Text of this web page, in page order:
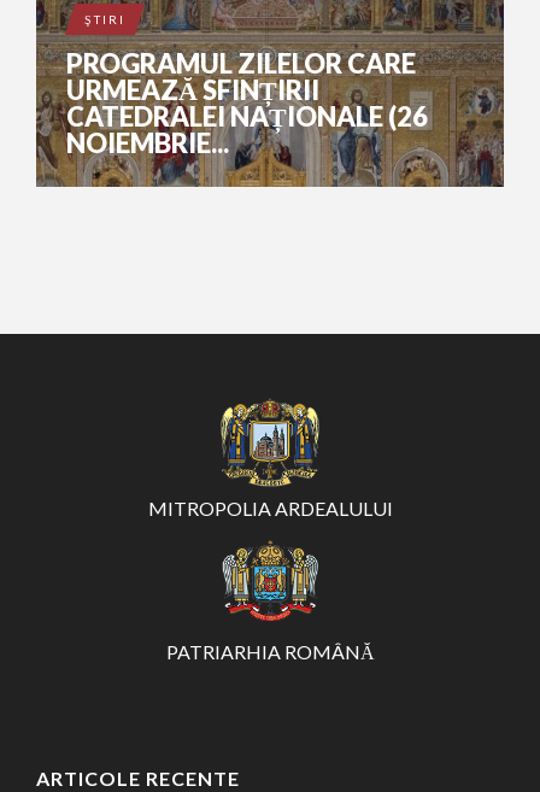
ŞTIRI
PROGRAMUL ZILELOR CARE
URMEAZĂ SFINȚIRII
CATEDRALEI NAȚIONALE (26
NOIEMBRIE...
MITROPOLIA ARDEALULUI
PATRIARHIA ROMÂNĂ
ARTICOLE RECENTE